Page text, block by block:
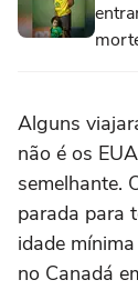
Alguns
não é os
semelhante.
parada para
idade
no Canadá